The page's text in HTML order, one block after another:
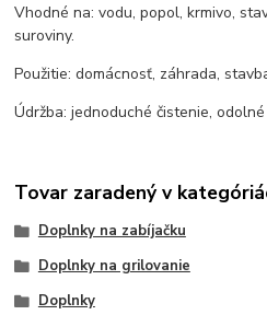
Vhodné na: vodu, popol, krmivo,
suroviny.
Použitie: domácnosť, záhrada,
Údržba: jednoduché čistenie,
Tovar zaradený v
Doplnky na zabíjačku
Doplnky na grilovanie
Doplnky